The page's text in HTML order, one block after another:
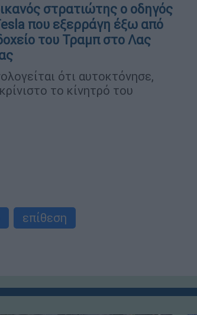
στρατιώτης ο οδηγός
που εξερράγη έξω από
του Τραμπ στο Λας
ότι αυτοκτόνησε,
το κίνητρό του
επίθεση